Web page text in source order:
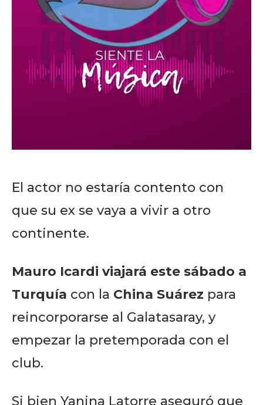
El actor no estaría contento con
que su ex se vaya a vivir a otro
continente.
Mauro Icardi viajará este sábado a
Turquía con la China Suárez para
reincorporarse al Galatasaray, y
empezar la pretemporada con el
club.
Si bien Yanina Latorre aseguró que